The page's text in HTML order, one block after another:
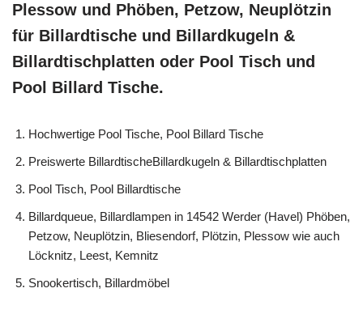
Plessow und Phöben, Petzow, Neuplötzin
für Billardtische und Billardkugeln &
Billardtischplatten oder Pool Tisch und
Pool Billard Tische.
Hochwertige Pool Tische, Pool Billard Tische
Preiswerte BillardtischeBillardkugeln & Billardtischplatten
Pool Tisch, Pool Billardtische
Billardqueue, Billardlampen in 14542 Werder (Havel) Phöben,
Petzow, Neuplötzin, Bliesendorf, Plötzin, Plessow wie auch
Löcknitz, Leest, Kemnitz
Snookertisch, Billardmöbel